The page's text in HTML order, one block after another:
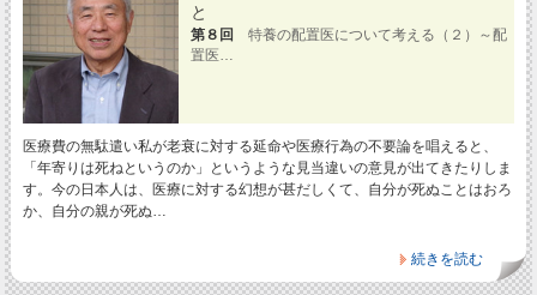
と
第８回
特養の配置医について考える（２）～配
置医…
医療費の無駄遣い私が老衰に対する延命や医療行為の不要論を唱えると、
「年寄りは死ねというのか」というような見当違いの意見が出てきたりしま
す。今の日本人は、医療に対する幻想が甚だしくて、自分が死ぬことはおろ
か、自分の親が死ぬ…
続きを読む